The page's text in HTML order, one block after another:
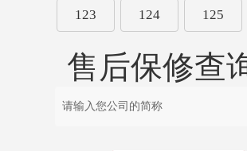
123 124 125
售后保修查